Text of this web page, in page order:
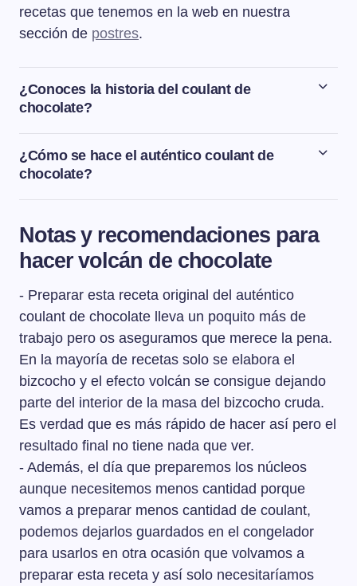
recetas que tenemos en la web en nuestra
sección de postres.
¿Conoces la historia del coulant de
chocolate?
Fue el chef francés Michel Bras quién en 1981 creó esta
maravilla de postre de chocolate. Según se puede leer
en la web del restaurante Bras, el momento de
haber practicado esquí de fondo. Se sentaron en
silencio a la mesa muertos de frío y prepararon entonces
un chocolate caliente. Y a medida que iban entrando en
calor, gracias al efecto del chocolate, comenzaron a
charlar, reir y pasar un buen rato. Y después de ese
momento de inspiración, tardó dos años el chef Bras en
hacer pruebas hasta que consiguió la receta definitiva
que estaba buscando: una historia de frío y calor. La
receta del coulant de Michel Bras se compone de dos
partes: una masa de bizcocho y una ganache de
chocolate congelado que se introduce dentro de la
masa del bizcocho. Una vez horneado, la masa del
bizcocho se ha cocinado perfectamente y la ganache de
chocolate se ha convertido en una salsa líquida que
fluye como si fuera la lava de un volcán cuando lo
rompemos con la cuchara. Absolutamente irresistible.
En repostería sabemos que es fundamental conocer y
utilizar las cantidades exactas de los ingredientes y en
este caso, aunque no tengamos la receta al dedillo del
¿Cómo se hace el auténtico coulant de
chocolate?
La receta del auténtico coulant de chocolate tiene dos
otra es una ganache que va congelada dentro del
bizcocho. Así se consigue el famoso efecto volcán del
Notas y recomendaciones para
hacer volcán de chocolate
- Preparar esta receta original del auténtico
coulant de chocolate lleva un poquito más de
trabajo pero os aseguramos que merece la pena.
En la mayoría de recetas solo se elabora el
bizcocho y el efecto volcán se consigue dejando
parte del interior de la masa del bizcocho cruda.
Es verdad que es más rápido de hacer así pero el
resultado final no tiene nada que ver.
- Además, el día que preparemos los núcleos
aunque necesitemos menos cantidad porque
vamos a preparar menos cantidad de coulant,
podemos dejarlos guardados en el congelador
para usarlos en otra ocasión que volvamos a
preparar esta receta y así solo necesitaríamos